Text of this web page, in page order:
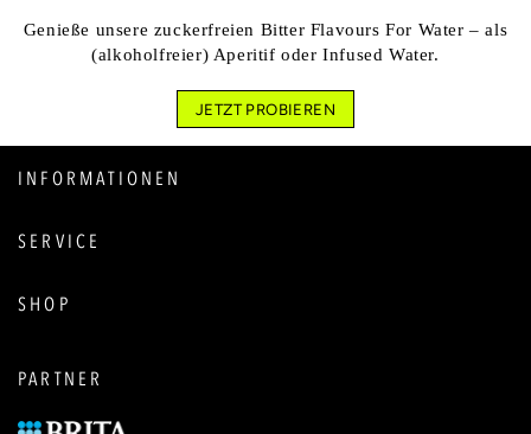
Genieße unsere zuckerfreien Bitter Flavours For Water – als
(alkoholfreier) Aperitif oder Infused Water.
JETZT PROBIEREN
INFORMATIONEN
SERVICE
SHOP
PARTNER